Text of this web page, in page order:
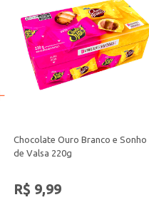
Chocolate Ouro Branco e Sonho
de Valsa 220g
R$ 9,99